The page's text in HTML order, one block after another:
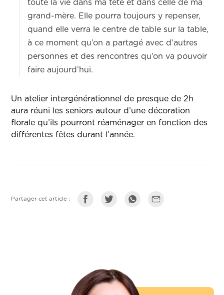
toute la vie dans ma tête et dans celle de ma
grand-mère. Elle pourra toujours y repenser,
quand elle verra le centre de table sur la table,
à ce moment qu’on a partagé avec d’autres
personnes et des rencontres qu’on va pouvoir
faire aujourd’hui.
Un atelier intergénérationnel de presque de 2h
aura réuni les seniors autour d’une décoration
florale qu’ils pourront réaménager en fonction des
différentes fêtes durant l’année.
Partager cet article :